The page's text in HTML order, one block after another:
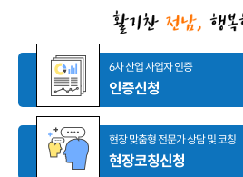
6차 산업 사업자 인증
인증신청
현장 맞춤형 전문가 상담 및 코칭
현장코칭신청